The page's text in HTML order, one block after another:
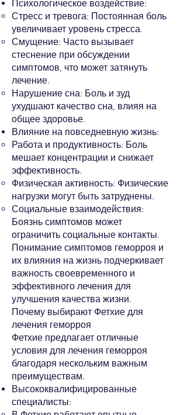
Психологическое воздействие:
Стресс и тревога: Постоянная боль
увеличивает уровень стресса.
Смущение: Часто вызывает
стеснение при обсуждении
симптомов, что может затянуть
лечение.
Нарушение сна: Боль и зуд
ухудшают качество сна, влияя на
общее здоровье.
Влияние на повседневную жизнь:
Работа и продуктивность: Боль
мешает концентрации и снижает
эффективность.
Физическая активность: Физические
нагрузки могут быть затруднены.
Социальные взаимодействия:
Боязнь симптомов может
ограничить социальные контакты.
Понимание симптомов геморроя и
их влияния на жизнь подчеркивает
важность своевременного и
эффективного лечения для
улучшения качества жизни.
Почему выбирают Фетхие для
лечения геморроя
Фетхие предлагает отличные
условия для лечения геморроя
благодаря нескольким важным
преимуществам.
Высококвалифицированные
специалисты: